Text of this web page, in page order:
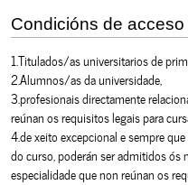
Condicións de acceso
1.Titulados/as universitarios de
2.Alumnos/as da universidade,
3.profesionais directamente
reúnan os requisitos legais para
4.de xeito excepcional e sempre
do curso, poderán ser admitidos ós
especialidade que non reúnan os